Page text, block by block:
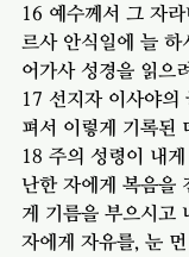
16 예수께서 그 자
르사 안식일에 늘 하
어가사 성경을 읽으
17 선지자 이사야의
펴서 이렇게 기록된
18 주의 성령이 내
난한 자에게 복음을
게 기름을 부으시고
자에게 자유를, 눈